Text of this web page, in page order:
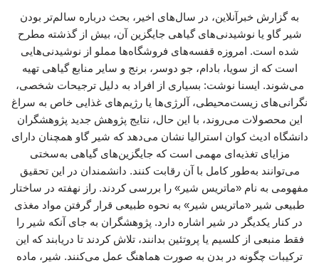
به گزارش خبرآنلاین، در سال‌های اخیر، بحث درباره سالم‌تر بودن
شیر گاو یا نوشیدنی‌های گیاهی جایگزین آن، بیش از گذشته مطرح
شده است. امروزه قفسه‌های فروشگاه‌ها مملو از نوشیدنی‌هایی
است که از سویا، بادام، جو دوسر، برنج و سایر منابع گیاهی تهیه
می‌شوند. ایسنا نوشت: بسیاری از افراد به دلیل ترجیحات شخصی،
نگرانی‌های زیست‌محیطی، آلرژی‌ها یا رژیم‌های غذایی خاص به سراغ
این محصولات می‌روند، با این حال، نتایج پژوهش جدید پژوهشگران
دانشگاه ادیث کوان استرالیا نشان می‌دهد که شیر گاو همچنان دارای
مزایای تغذیه‌ای مهمی است که جایگزین‌های گیاهی به‌سختی
می‌توانند به‌طور کامل با آن رقابت کنند. دانشمندان در این تحقیق
مفهومی به نام «ماتریس شیر» را بررسی کردند. راز نهفته در ساختار
طبیعی شیر «ماتریس شیر» به نحوه طبیعی قرار گرفتن مواد مغذی
در کنار یکدیگر در شیر اشاره دارد. پژوهشگران به جای آنکه شیر را
فقط منبعی از کلسیم یا پروتئین بدانند، تلاش کردند تا دریابند که این
ترکیبات چگونه در بدن به صورت هماهنگ عمل می‌کنند. شیر، ماده